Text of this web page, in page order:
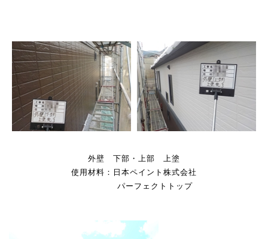
外壁 下部・上部 上塗
使用材料：日本ペイント株式会社
パーフェクトトップ